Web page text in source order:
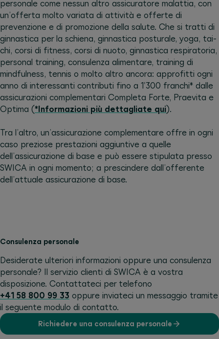
personale come nessun altro assicuratore malattia, con
un’offerta molto variata di attività e offerte di
prevenzione e di promozione della salute. Che si tratti di
ginnastica per la schiena, ginnastica posturale, yoga, tai-
chi, corsi di fitness, corsi di nuoto, ginnastica respiratoria,
personal training, consulenza alimentare, training di
mindfulness, tennis o molto altro ancora: approfitti ogni
anno di interessanti contributi fino a 1'300 franchi* dalle
assicurazioni complementari Completa Forte, Praevita e
Optima (*Informazioni più dettagliate qui).
Tra l’altro, un’assicurazione complementare offre in ogni
caso preziose prestazioni aggiuntive a quelle
dell’assicurazione di base e può essere stipulata presso
SWICA in ogni momento; a prescindere dall’offerente
dell’attuale assicurazione di base.
Consulenza personale
Desiderate ulteriori informazioni oppure una consulenza
personale? Il servizio clienti di SWICA è a vostra
disposizione. Contattateci per telefono
+41 58 800 99 33 oppure inviateci un messaggio tramite
il seguente modulo di contatto.
Richiedere una consulenza personale